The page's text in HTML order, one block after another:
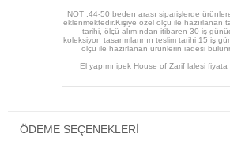
NOT :44-50 beden arası siparişlerde
eklenmektedir.Kişiye özel ölçü ile hazırlanan
tarihi, ölçü alımından itibaren 30 iş
koleksiyon tasarımlarının teslim tarihi 15 iş
ölçü ile hazırlanan ürünlerin iadesi
El yapımı ipek House of Zarif lalesi fiyata
ÖDEME SEÇENEKLERI